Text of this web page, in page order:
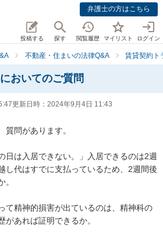
弁護士の方はこちら
投稿する 探す 閲覧履歴 マイリスト ログイン
不動産・住まいの法律Q&A 賃貸契約ト
おいてのご質問
更新日時： 2024年9月4日 11:43
質問があります。
は入居できない。」入居できるのは2週
し代はすでに支払っているため、2週間後
。
精神的損害が出ているのは、精神科の
あれば証明できるか。